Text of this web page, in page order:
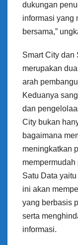
dukungan
informasi yang
bersama,”
Smart City dan
merupakan
arah
Keduanya
dan
City bukan
bagaimana
meningkatkan
Satu Data
ini akan
yang berbasis
serta
informasi.